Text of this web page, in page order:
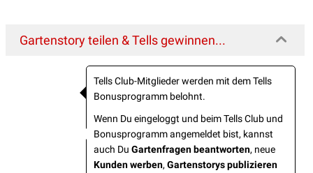
Gartenstory teilen & Tells gewinnen...
Tells Club-Mitglieder werden mit dem Tells
Bonusprogramm belohnt.
Wenn Du eingeloggt und beim Tells Club und
Bonusprogramm angemeldet bist, kannst
auch Du Gartenfragen beantworten, neue
Kunden werben, Gartenstorys publizieren